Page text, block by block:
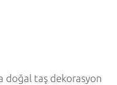
doğal taş dekorasyon